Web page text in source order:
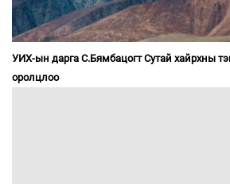
УИХ-ын дарга С.Бямбацогт Сутай хайрхны
оролцлоо